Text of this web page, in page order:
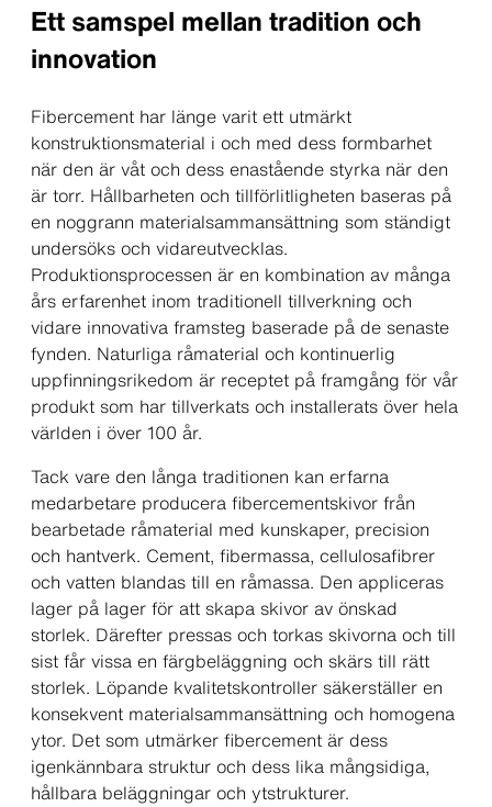
Ett samspel mellan tradition och
innovation
Fibercement har länge varit ett utmärkt
konstruktionsmaterial i och med dess formbarhet
när den är våt och dess enastående styrka när den
är torr. Hållbarheten och tillförlitligheten baseras på
en noggrann materialsammansättning som ständigt
undersöks och vidareutvecklas.
Produktionsprocessen är en kombination av många
års erfarenhet inom traditionell tillverkning och
vidare innovativa framsteg baserade på de senaste
fynden. Naturliga råmaterial och kontinuerlig
uppfinningsrikedom är receptet på framgång för vår
produkt som har tillverkats och installerats över hela
världen i över 100 år.
Tack vare den långa traditionen kan erfarna
medarbetare producera fibercementskivor från
bearbetade råmaterial med kunskaper, precision
och hantverk. Cement, fibermassa, cellulosafibrer
och vatten blandas till en råmassa. Den appliceras
lager på lager för att skapa skivor av önskad
storlek. Därefter pressas och torkas skivorna och till
sist får vissa en färgbeläggning och skärs till rätt
storlek. Löpande kvalitetskontroller säkerställer en
konsekvent materialsammansättning och homogena
ytor. Det som utmärker fibercement är dess
igenkännbara struktur och dess lika mångsidiga,
hållbara beläggningar och ytstrukturer.